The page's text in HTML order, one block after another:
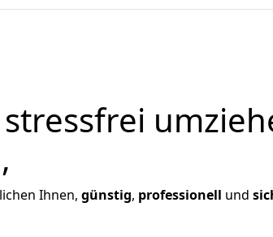
Ihnen, günstig, professionell und